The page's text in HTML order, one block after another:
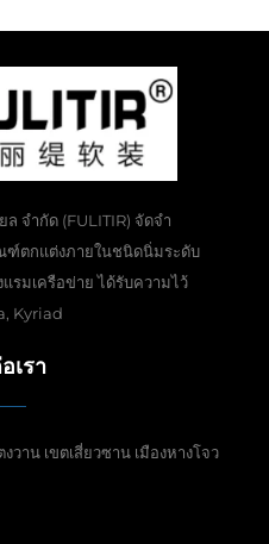
จำกัด (FULITIR) จัดจำ
ฑ์ตกแต่งภายในชนิดนิ่มระดับ
รมเครือข่าย ได้รับความไว้
Kyriad
เรา
วาน เขตเสี่ยวซาน เมืองหางโจว